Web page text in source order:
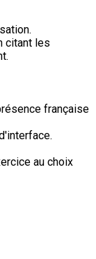
citant les
française
au choix